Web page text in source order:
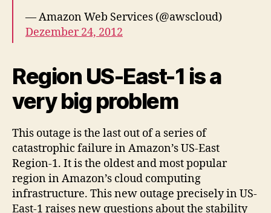
— Amazon Web Services (@awscloud)
Dezember 24, 2012
Region US-East-1 is a
very big problem
This outage is the last out of a series of
catastrophic failure in Amazon’s US-East
Region-1. It is the oldest and most popular
region in Amazon’s cloud computing
infrastructure. This new outage precisely in US-
East-1 raises new questions about the stability